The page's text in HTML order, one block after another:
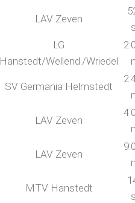
LAV Zeven
LG
Hanstedt/Wellend./Wriedel
SV Germania Helmstedt
LAV Zeven
LAV Zeven
MTV Hanstedt